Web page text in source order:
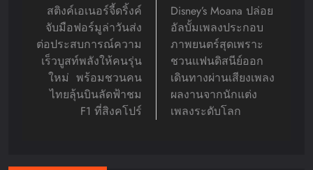
navigation
สติงค์เอเนอร์จี้ดริ้งค์
จับมือฟอร์มูล่าวันส่ง
ต่อประสบการณ์ความ
เร็วบูสท์พลังให้คนรุ่น
ใหม่ พร้อมชวนคน
ไทยลุ้นบินลัดฟ้าชม
F1 ที่สิงคโปร์
Disney’s Moana ปล่อย
อัลบั้มเพลงประกอบ
ภาพยนตร์สุดเพราะ
ชวนแฟนดิสนีย์ออก
เดินทางผ่านเสียงเพลง
ผลงานจากนักแต่ง
เพลงระดับโลก